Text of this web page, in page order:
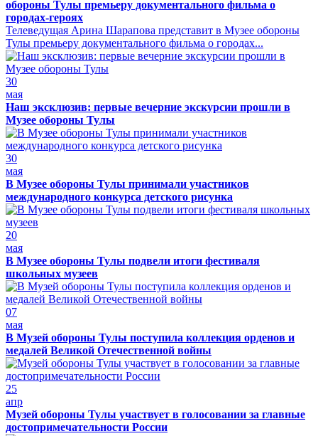
обороны Тулы премьеру документального фильма о
городах-героях
Телеведущая Арина Шарапова представит в Музее обороны
Тулы премьеру документального фильма о городах...
30
мая
Наш эксклюзив: первые вечерние экскурсии прошли в
Музее обороны Тулы
30
мая
В Музее обороны Тулы принимали участников
международного конкурса детского рисунка
20
мая
В Музее обороны Тулы подвели итоги фестиваля
школьных музеев
07
мая
В Музей обороны Тулы поступила коллекция орденов и
медалей Великой Отечественной войны
25
апр
Музей обороны Тулы участвует в голосовании за главные
достопримечательности России